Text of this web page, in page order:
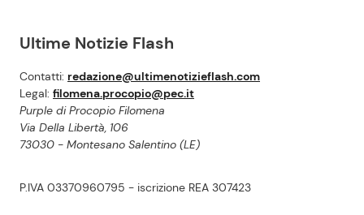
Ultime Notizie Flash
Contatti: redazione@ultimenotizieflash.com
Legal: filomena.procopio@pec.it
Purple di Procopio Filomena
Via Della Libertà, 106
73030 - Montesano Salentino (LE)
P.IVA 03370960795 - iscrizione REA 307423